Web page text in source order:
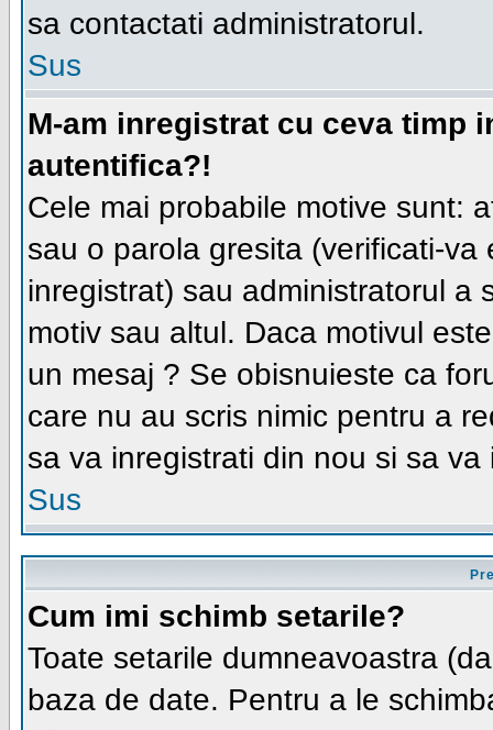
sa contactati administratorul.
Sus
M-am inregistrat cu ceva timp
autentifica?!
Cele mai probabile motive sunt:
sau o parola gresita (verificati-
inregistrat) sau administratorul a
motiv sau altul. Daca motivul
un mesaj ? Se obisnuieste ca
care nu au scris nimic pentru a
sa va inregistrati din nou si sa va
Sus
Cum imi schimb setarile?
Toate setarile dumneavoastra
baza de date. Pentru a le